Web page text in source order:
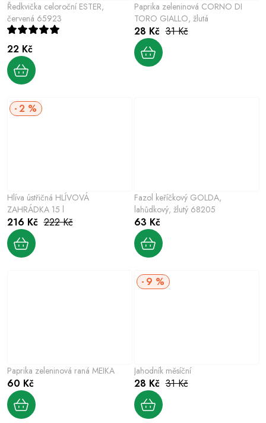
Ředkvička celoroční ESTER,
červená 65923
22 Kč
Paprika zeleninová CORNO DI
TORO GIALLO, žlutá
28 Kč 31 Kč
Hlíva ústřičná HLÍVOVÁ
ZAHRÁDKA 15 l
2 %
216 Kč 222 Kč
Fazol keříčkový GOLDA,
lahůdkový, žlutý 68205
63 Kč
Paprika zeleninová raná MEIKA
60 Kč
Jahodník měsíční
9 %
28 Kč 31 Kč